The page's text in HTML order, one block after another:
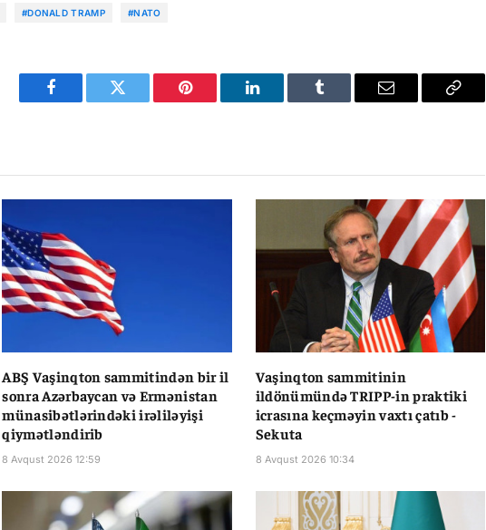
#DONALD TRAMP #NATO
Facebook Twitter Pinterest LinkedIn Tumblr Email
Copy
ABŞ Vaşinqton sammitindən bir il
sonra Azərbaycan və Ermənistan
münasibətlərindəki irəliləyişi
qiymətləndirib
8 Avqust 2026 12:59
Vaşinqton sammitinin
ildönümündə TRIPP-in praktiki
icrasına keçməyin vaxtı çatıb -
Sekuta
8 Avqust 2026 10:34